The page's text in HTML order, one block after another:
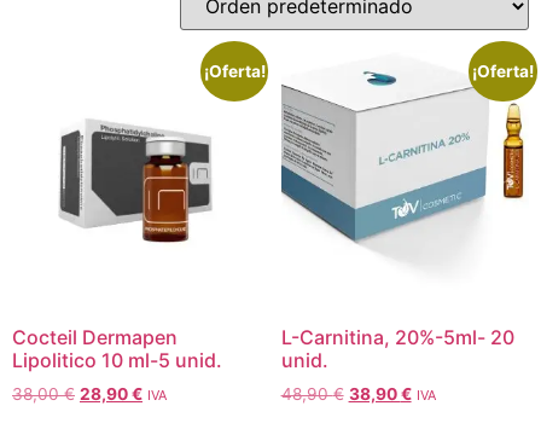
¡Oferta!
Cocteil Dermapen
Lipolitico 10 ml-5 unid.
38,00€ 28,90€ IVA
¡Oferta!
L-Carnitina, 20%-5ml- 20
unid.
48,90€ 38,90€ IVA